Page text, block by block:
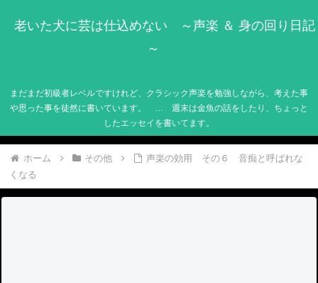
老いた犬に芸は仕込めない ～声楽 ＆ 身の回り日記
～
まだまだ初級者レベルですけれど、クラシック声楽を勉強しながら、考えた事
や思った事を徒然に書いています。 … 週末は金魚の話をしたり、ちょっと
したエッセイを書いてます。
ホーム その他
声楽の効用 その６ 音痴と呼ばれな
くなる